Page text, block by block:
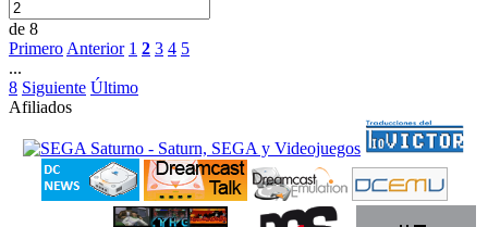
de 8
Primero Anterior 1 2 3 4 5
...
8 Siguiente Último
Afiliados